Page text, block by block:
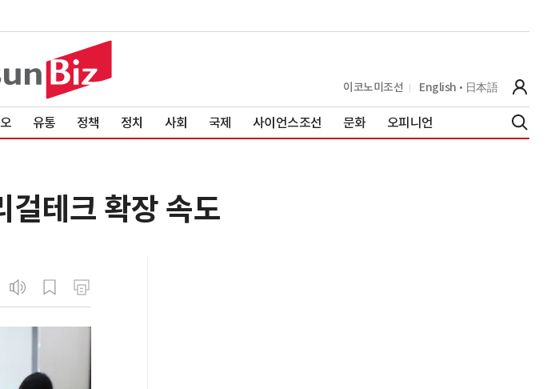
이코노미조선 English 日本語
유통 정책 정치 사회 국제 사이언스조선 문화 오피니언
테크 확장 속도